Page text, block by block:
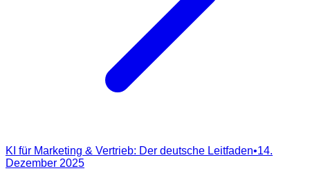
KI für Marketing & Vertrieb: Der deutsche Leitfaden•14.
Dezember 2025